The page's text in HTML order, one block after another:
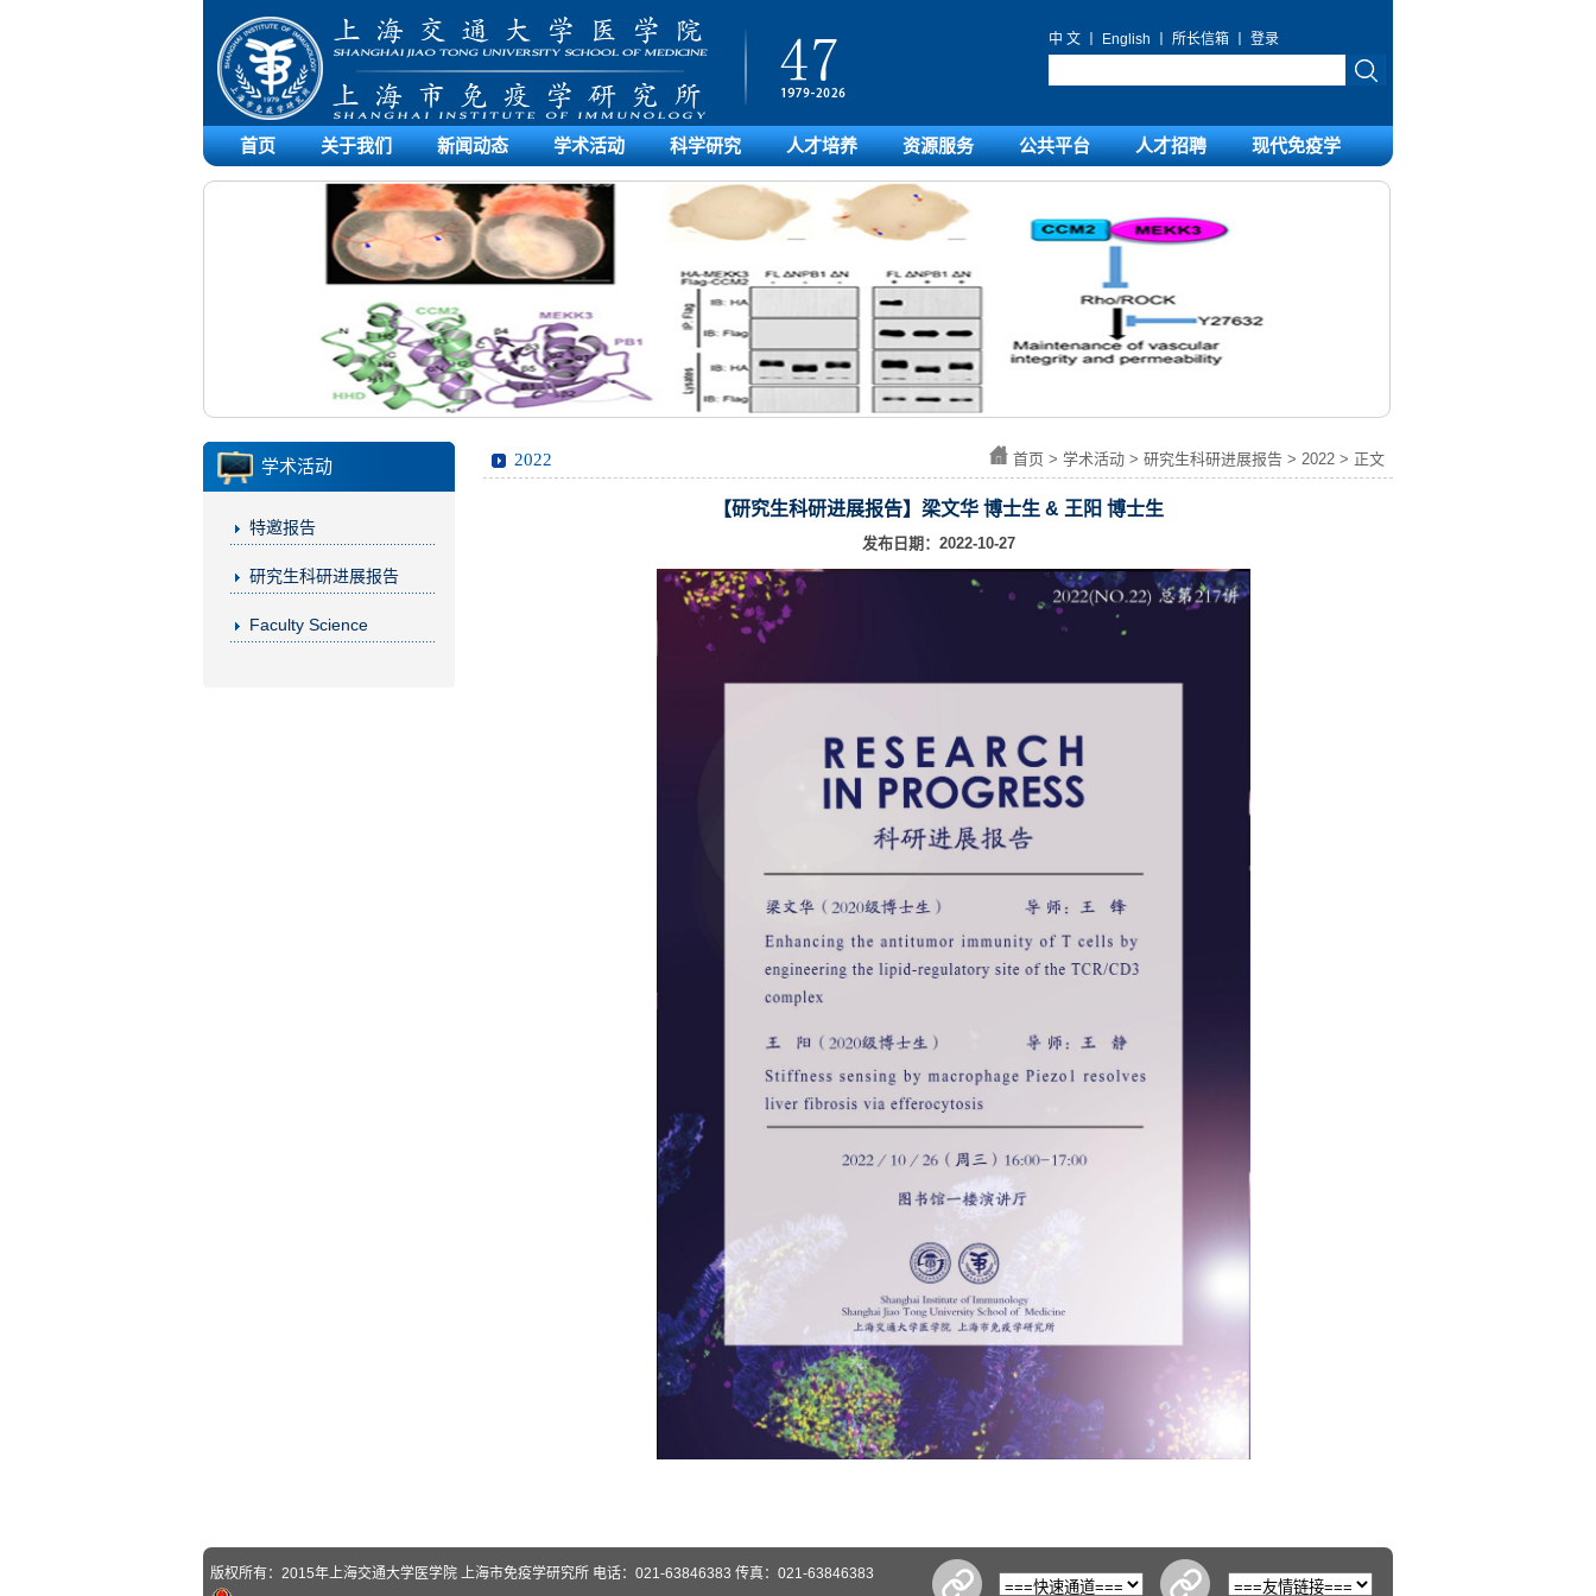
中 文 English 所长信箱 登录
首页 关于我们 新闻动态 学术活动 科学研究 人才培养 资源服务 公共平台 人才招聘 现代免疫学
学术活动
特邀报告
研究生科研进展报告
Faculty Science
2022 首页 > 学术活动 > 研究生科研进展报告 > 2022 > 正文
【研究生科研进展报告】梁文华 博士生 & 王阳 博士生
发布日期：2022-10-27
版权所有：2015年上海交通大学医学院 上海市免疫学研究所 电话：021-63846383 传真：021-63846383